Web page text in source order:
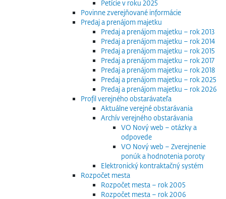
Petície v roku 2025
Povinne zverejňované informácie
Predaj a prenájom majetku
Predaj a prenájom majetku – rok 2013
Predaj a prenájom majetku – rok 2014
Predaj a prenájom majetku – rok 2015
Predaj a prenájom majetku – rok 2017
Predaj a prenájom majetku – rok 2018
Predaj a prenájom majetku – rok 2025
Predaj a prenájom majetku – rok 2026
Profil verejného obstarávateľa
Aktuálne verejné obstarávania
Archív verejného obstarávania
VO Nový web – otázky a
odpovede
VO Nový web – Zverejnenie
ponúk a hodnotenia poroty
Elektronický kontraktačný systém
Rozpočet mesta
Rozpočet mesta – rok 2005
Rozpočet mesta – rok 2006